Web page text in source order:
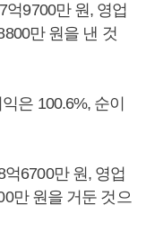
억9700만 원, 영업
만 원을 낸 것
은 100.6%, 순이
6700만 원, 영업
만 원을 거둔 것으